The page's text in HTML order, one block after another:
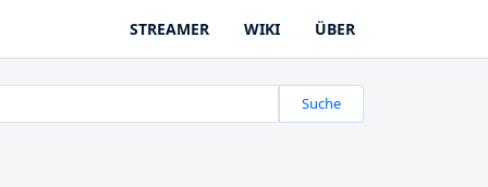
STREAMER WIKI ÜBER
Suche